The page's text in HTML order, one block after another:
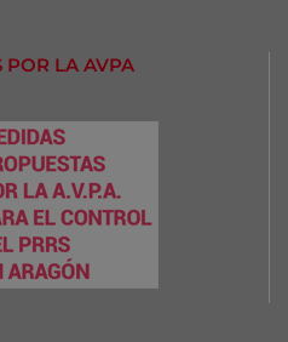
POR LA AVPA